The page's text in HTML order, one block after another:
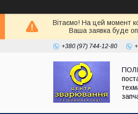
Вітаємо! На цей момент
Ваша заявка буде
+380 (97) 744-12-80